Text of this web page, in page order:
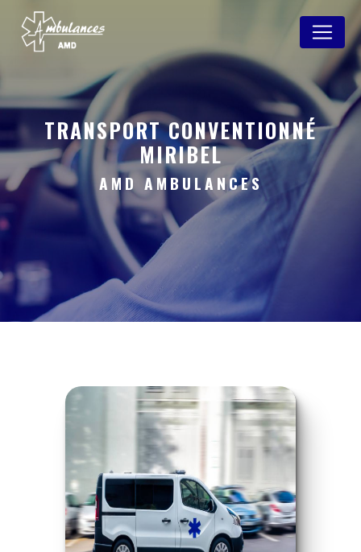
TRANSPORT CONVENTIONNÉ
MIRIBEL
AMD AMBULANCES
Panneau de gestion des cookies